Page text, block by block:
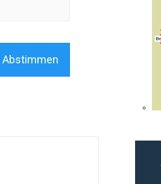
Abstimmen